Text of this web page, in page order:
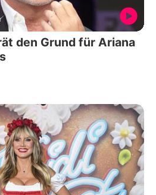
den Grund für Ariana